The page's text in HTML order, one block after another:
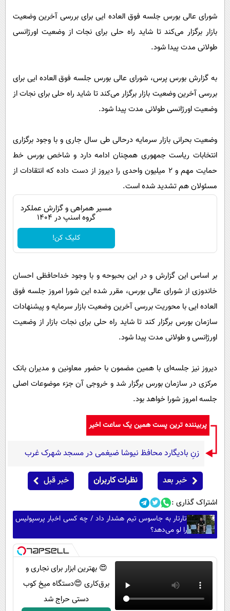
محیط زیست
سلامت
بین الملل
اجتماعی
حیات وحش
سیاست خارجی
شورای عالی بورس جلسه فوق العاده ایی برای بررسی آخرین وضعیت
بازار برگزار می‌کند تا شاید راه حلی برای نجات از وضعیت اورژانسی
طولانی مدت پیدا شود.
به گزارش بورس پرس، شورای عالی بورس جلسه فوق العاده ایی برای
بررسی آخرین وضعیت بازار برگزار می‌کند تا شاید راه حلی برای نجات از
وضعیت اورژانسی طولانی مدت پیدا شود.
وضعیت بحرانی بازار سرمایه درحالی طی سال جاری و با وجود برگزاری
انتخابات ریاست جمهوری همچنان ادامه دارد و شاخص بورس خط
حمایت مهم و ۲ میلیون واحدی را دیروز از دست داده که انتقادات از
مسئولان هم تشدید شده است.
مسیر همراهی و گزارش عملکرد
گروه اسنپ در ۱۴۰۴
کلیک کن!
بر اساس این گزارش و در این بحبوحه و با وجود خداحافظی احسان
خاندوزی از شورای عالی بورس، مقرر شده این شورا امروز جلسه فوق
العاده ایی با محوریت بررسی آخرین وضعیت بازار سرمایه و پیشنهادات
سازمان بورس برگزار کند تا شاید راه حلی برای نجات بازار از وضعیت
اورژانسی و طولانی مدت پیدا شود.
دیروز نیز جلسه‌ای با همین مضمون با حضور معاونین و مدیران بانک
مرکزی در سازمان بورس برگزار شد و خروجی آن جزء موضوعات اصلی
جلسه امروز شورا خواهد بود.
پربیننده ترین پست همین یک ساعت اخیر
زنِ بادیگارد محافظ نیوشا ضیغمی در مسجد شهرک غرب
خبر بعد نظرات کاربران خبر قبل
اشتراک گذاری :
تارتار به جاسوس تیم هشدار داد / چه کسی اخبار پرسپولیس
را لو می‌دهد؟
😍 بهترین ابزار برای نجاری و
برق‌کاری 😍دستگاه میخ کوب
دستی حراج شد